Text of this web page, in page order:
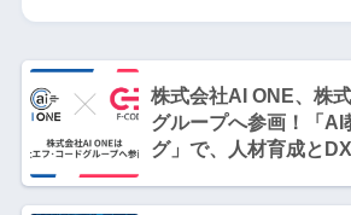
株式会社AI ONE、株
グループへ参画！「AI
グ」で、人材育成と